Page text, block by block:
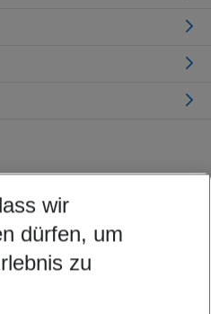
Ihren Wünschen
8 Nächte
wir
dürfen, um
zu